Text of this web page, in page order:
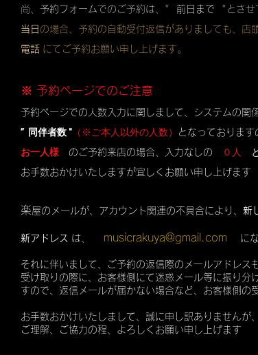
尚、 予約フォームでのご予約は、" 前日まで "とさせ
当日 の場合、予約の自動受付返信がありましても、店
電話 にてご予約お願い申し上げます。
※ 予約ページでのご注意
予約ページでの人数入力に関しまして、システムの関
” 同伴者数 " （※ご本人以外の人数） となっておりま
お一人様 のご予約来店の場合、入力なしの ０人
お手数おかけいたしますが宜しくお願い申し上げます
楽屋のメールが、アカウント関連の不具合により、 新
新アドレス は、 musicrakuya@gmail.com に
それに伴いまして、ご予約の返信際のメールアドレス
受け取りの際に、お客様側にて迷惑メール等に振り分
すので、返信メールが届かない場合など、お客様側の
お手数おかけいたしまして、誠に申し訳ありませんが、
ご理解、ご協力の程、よろしくお願い申し上げます